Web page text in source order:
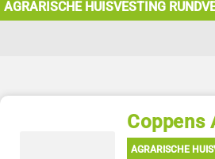
AGRARISCHE HUISVESTING
Coppens
AGRARISCHE